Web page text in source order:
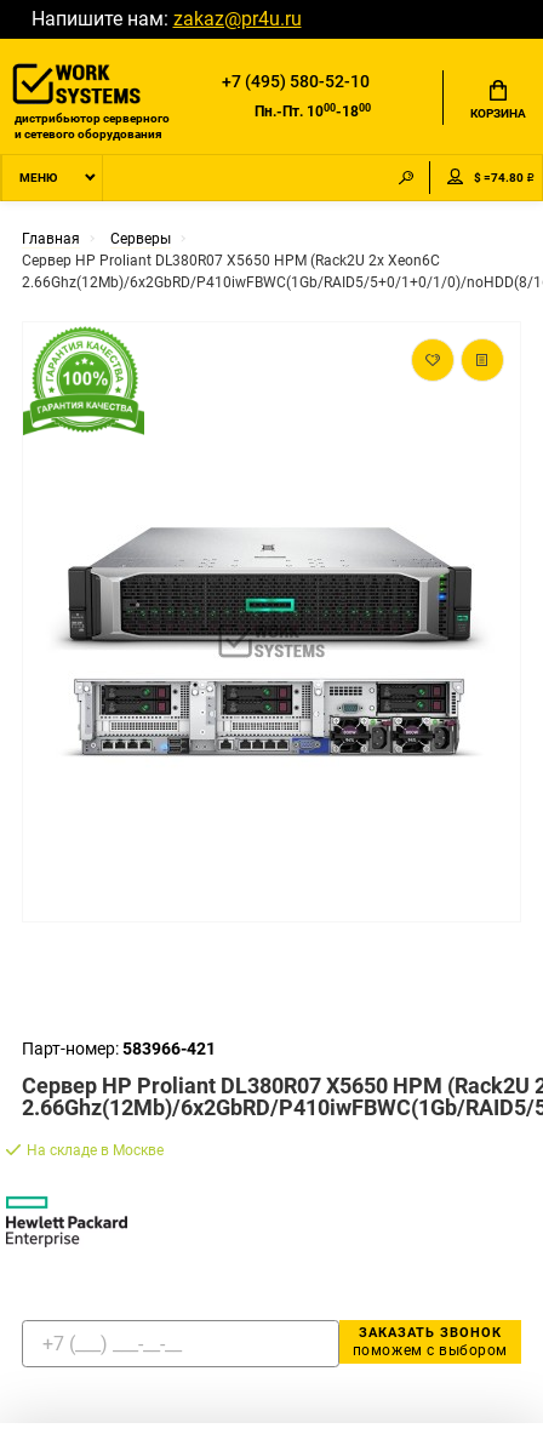
Напишите нам: zakaz@pr4u.ru
дистрибьютор серверного
и сетевого оборудования
+7 (495) 580-52-10
Пн.-Пт. 1000-1800 КОРЗИНА
МЕНЮ $ =74.80 ₽
Главная
Серверы
Сервер HP Proliant DL380R07 X5650 HPM (Rack2U 2x Xeon6C
2.66Ghz(12Mb)/6x2GbRD/P410iwFBWC(1Gb/RAID5/5+0/1+0/1/0)/noHDD(8/
Парт-номер:583966-421
Сервер HP Proliant DL380R07 X5650 HPM (Rack2U
2.66Ghz(12Mb)/6x2GbRD/P410iwFBWC(1Gb/
На складе в Москве
ЗАКАЗАТЬ ЗВОНОК
поможем с выбором